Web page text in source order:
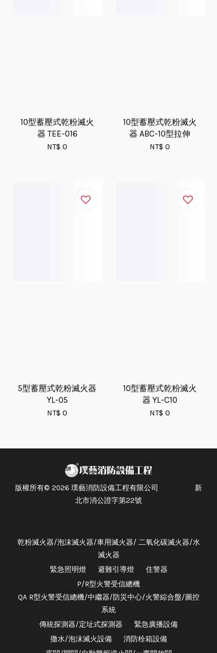
10型蓄壓式乾粉滅火
器 TEE-016
NT$ 0
10型蓄壓式乾粉滅火
器 ABC-10型拉伸
NT$ 0
5型蓄壓式乾粉滅火器
YL-05
NT$ 0
10型蓄壓式乾粉滅火
器 YL-C10
NT$ 0
版權所有© 2026 璞藝消防設備工程有限公司 新
北市消公證字第22號
乾粉滅火器/泡沫滅火器/車用滅火器/ 二氧化碳滅火器/水
滅火器
緊急照明燈
避難引導燈
住警器
P/R型火警受信總機
QA R型火警受信總機/中繼器/防災中心/火警綜合盤/圖控
系統
傳統探測器/定址式探測器
緊急廣播設備
撒水/泡沫滅火設備
消防栓箱設備